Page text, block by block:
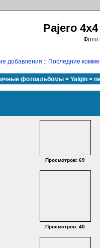
Pajero
Фото
добавления :: Последние
фотоальбомы > Yalgin >
Просмотров: 69
Просмотров: 40